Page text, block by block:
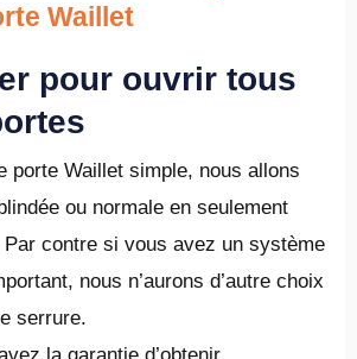
Waillet
pour ouvrir tous
porte Waillet simple, nous allons
ou normale en seulement
contre si vous avez un système
nous n’aurons d’autre choix
serrure.